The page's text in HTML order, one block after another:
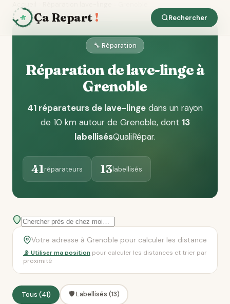
Ça Repart ! Rechercher
🔧 Réparation
Réparation de lave-linge à
Grenoble
41 réparateurs de lave-linge dans un rayon
de 10 km autour de Grenoble, dont 13
labellisésQualiRépar.
41réparateurs 13labellisés
📡 Utiliser ma position pour calculer les distances et trier par
proximité
Tous (41) 🛡️ Labellisés (13)